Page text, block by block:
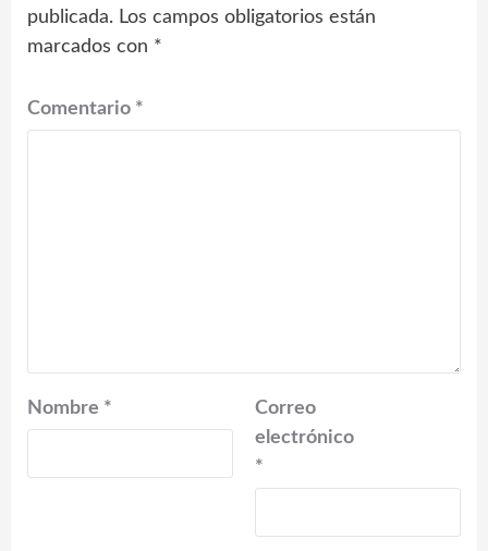
publicada. Los campos obligatorios están
marcados con *
Comentario *
Nombre *
Correo
electrónico
*